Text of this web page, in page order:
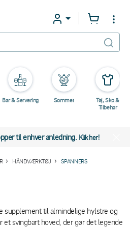
Bar & Servering Sommer
Tøj, Sko &
Tilbehør
til enhver anledning. Klik her!
HÅNDVÆRKTØJ SPANNERS
supplement til almindelige hylstre og
et svingbart hoved, der gør det legende